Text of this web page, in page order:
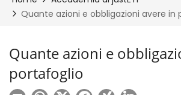
Quante azioni e
portafoglio